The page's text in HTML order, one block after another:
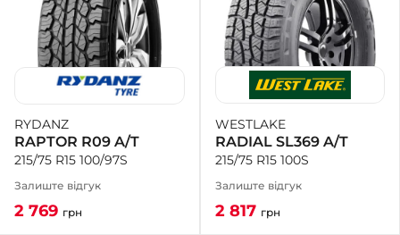
RYDANZ
RAPTOR R09 A/T
215/75 R15 100/97S
Залиште відгук
2 769 грн
WESTLAKE
RADIAL SL369 A/T
215/75 R15 100S
Залиште відгук
2 817 грн